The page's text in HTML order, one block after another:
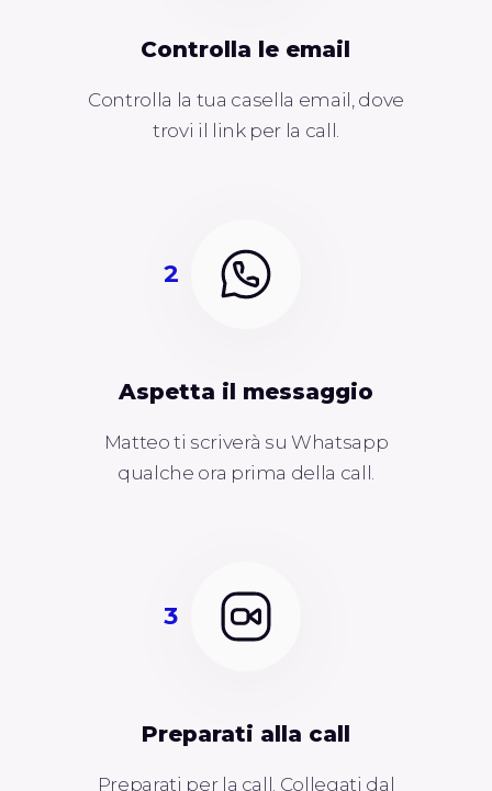
Controlla le email
Controlla la tua casella email, dove
trovi il link per la call.
2
Aspetta il messaggio
Matteo ti scriverà su Whatsapp
qualche ora prima della call.
3
Preparati alla call
Preparati per la call. Collegati dal